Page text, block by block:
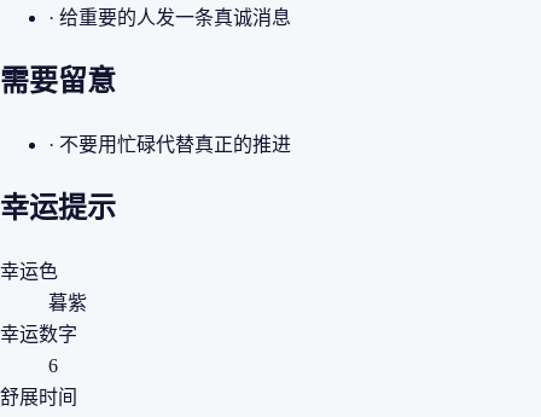
· 给重要的人发一条真诚消息
需要留意
· 不要用忙碌代替真正的推进
幸运提示
幸运色
暮紫
幸运数字
6
舒展时间